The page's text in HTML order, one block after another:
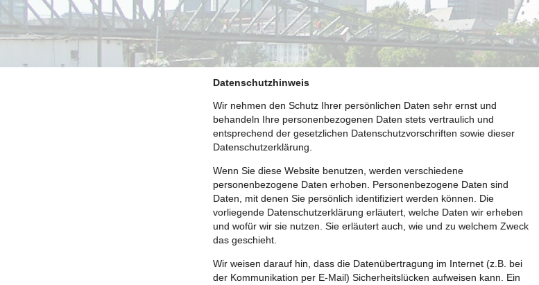
Datenschutzhinweis
Wir nehmen den Schutz Ihrer persönlichen Daten sehr ernst und
behandeln Ihre personenbezogenen Daten stets vertraulich und
entsprechend der gesetzlichen Datenschutzvorschriften sowie dieser
Datenschutzerklärung.
Wenn Sie diese Website benutzen, werden verschiedene
personenbezogene Daten erhoben. Personenbezogene Daten sind
Daten, mit denen Sie persönlich identifiziert werden können. Die
vorliegende Datenschutzerklärung erläutert, welche Daten wir erheben
und wofür wir sie nutzen. Sie erläutert auch, wie und zu welchem Zweck
das geschieht.
Wir weisen darauf hin, dass die Datenübertragung im Internet (z.B. bei
der Kommunikation per E-Mail) Sicherheitslücken aufweisen kann. Ein